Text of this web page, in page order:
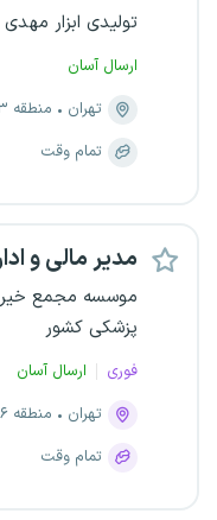
تولیدی ابزار مهدی
ارسال آسان
تهران
منطقه ۳، جردن
تمام وقت
مدیر مالی و
موسسه مجمع
پزشکی کشور
فوری
ارسال آسان
تهران
منطقه ۶، میدان ولیعصر
تمام وقت